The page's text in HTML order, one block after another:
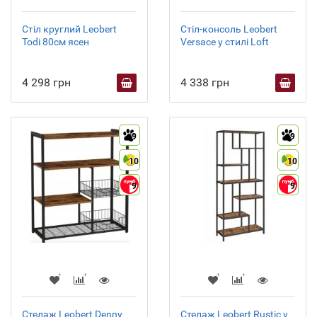
Стіл круглий Leobert
Todi 80см ясен
4 298 грн
Стіл-консоль Leobert
Versace у стилі Loft
4 338 грн
9
10
9
Стелаж Leobert Denny
9
10
9
Стелаж Leobert Rustic у